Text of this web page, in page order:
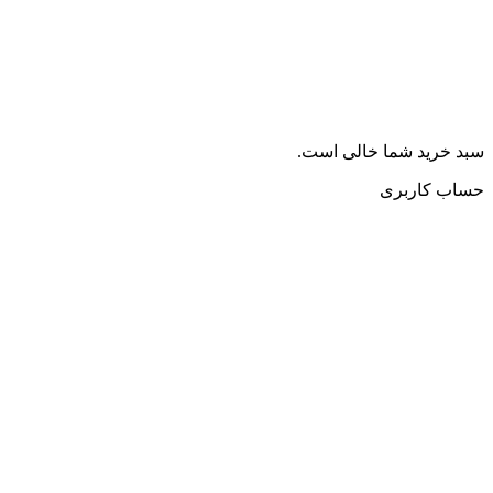
سبد خرید شما خالی است.
حساب کاربری